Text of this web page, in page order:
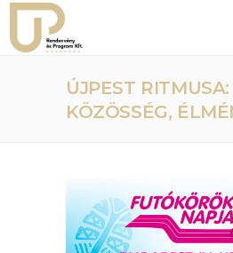
ÚJPEST
KÖZÖSSÉG,